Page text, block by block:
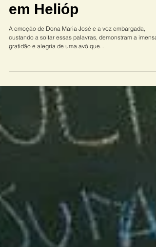
da Dona Maria José
em Helióp
A emoção de Dona Maria José e a voz embargada,
gratidão e alegria de uma avô que...